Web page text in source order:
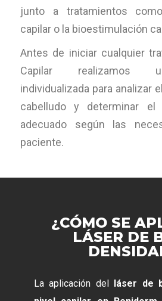
junto a tratamientos
capilar o la bioestimulación
Antes de iniciar cualquier
Capilar realizamos
individualizada para analizar
cabelludo y determinar el
adecuado según las
paciente.
¿CÓMO SE
LÁSER DE
La aplicación del láser de